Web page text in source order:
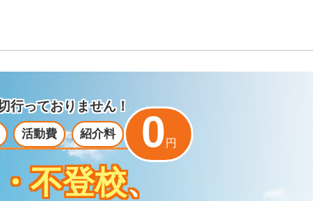
行っておりません！
活動費 紹介料 0 円
不登校、